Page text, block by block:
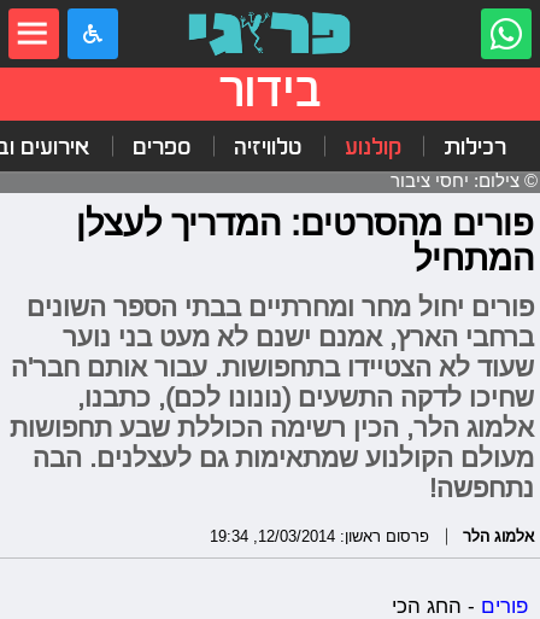
בידור
רכילות קולנוע טלוויזיה ספרים אירועים
© צילום: יחסי ציבור
פורים מהסרטים: המדריך לעצלן
המתחיל
פורים יחול מחר ומחרתיים בבתי הספר השונים
ברחבי הארץ, אמנם ישנם לא מעט בני נוער
שעוד לא הצטיידו בתחפושות. עבור אותם חבר'ה
שחיכו לדקה התשעים (נונונו לכם), כתבנו,
אלמוג הלר, הכין רשימה הכוללת שבע תחפושות
מעולם הקולנוע שמתאימות גם לעצלנים. הבה
נתחפשה!
אלמוג הלר פרסום ראשון: 12/03/2014, 19:34
פורים - החג הכי